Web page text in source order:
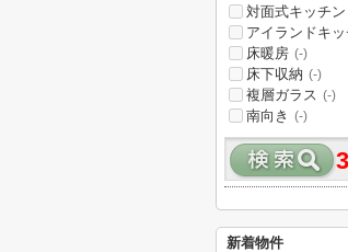
対面式キッチン
アイランドキ
床暖房 (-)
床下収納 (-)
複層ガラス (-)
南向き (-)
3
新着物件